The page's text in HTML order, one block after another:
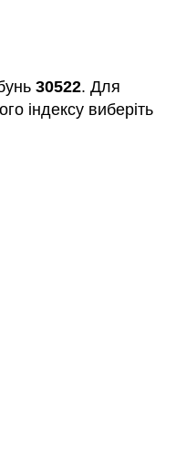
30522. Для
індексу виберіть